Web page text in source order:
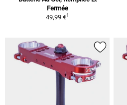
Fermée
49,99 €1